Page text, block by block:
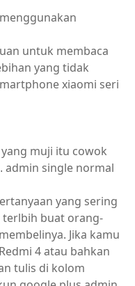
untuk membaca
yang tidak
xiaomi seri
muji itu cowok
admin single normal
yang sering
terlbih buat orang-
Jika kamu
4 atau bahkan
tulis di kolom